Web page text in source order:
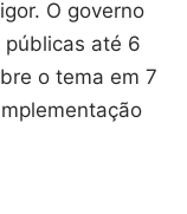
O governo
públicas até 6
o tema em 7